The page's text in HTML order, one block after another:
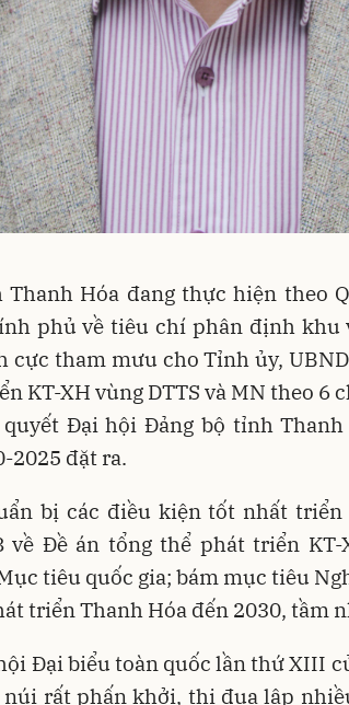
Thanh Hóa đang thực hiện theo
phủ về tiêu chí phân định khu
cực tham mưu cho Tỉnh ủy,
KT-XH vùng DTTS và MN theo 6
Đại hội Đảng bộ tỉnh
2025 đặt ra.
bị các điều kiện tốt nhất
về Đề án tổng thể phát triển KT-
tiêu quốc gia; bám mục tiêu
triển Thanh Hóa đến 2030, tầm
Đại biểu toàn quốc lần thứ XIII
núi rất phấn khởi, thi đua lập